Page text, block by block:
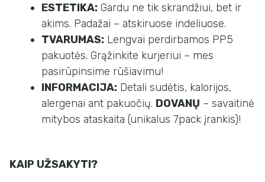
ESTETIKA: Gardu ne tik skrandžiui, bet ir
akims. Padažai – atskiruose indeliuose.
TVARUMAS: Lengvai perdirbamos PP5
pakuotės. Grąžinkite kurjeriui – mes
pasirūpinsime rūšiavimu!
INFORMACIJA: Detali sudėtis, kalorijos,
alergenai ant pakuočių. DOVANŲ – savaitinė
mitybos ataskaita (unikalus 7pack įrankis)!
KAIP UŽSAKYTI?